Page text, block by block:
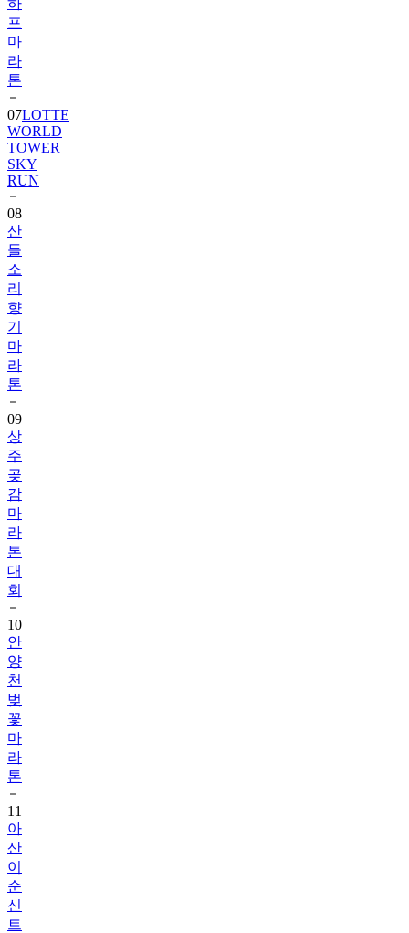
하
프
마
라
톤
07LOTTE
WORLD
TOWER
SKY
RUN
08
산
들
소
리
향
기
마
라
톤
09
상
주
곶
감
마
라
톤
대
회
10
안
양
천
벚
꽃
마
라
톤
11
아
산
이
순
신
트